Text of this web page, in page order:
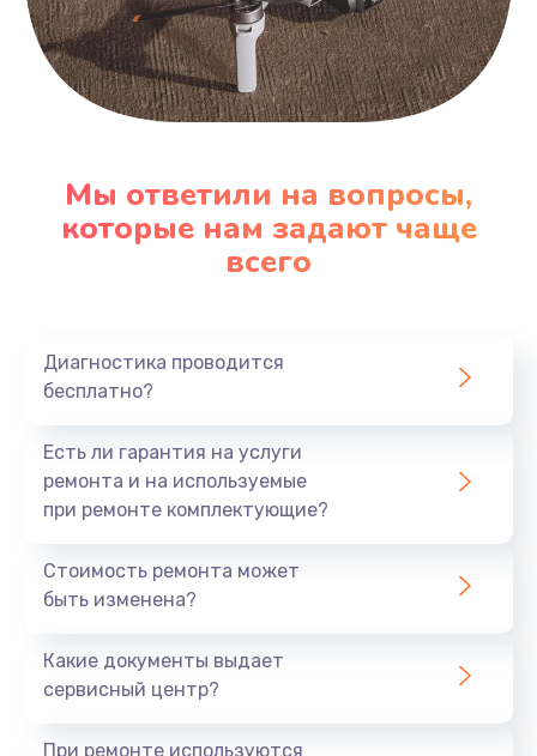
Мы ответили на вопросы,
которые нам задают чаще
всего
Диагностика проводится
бесплатно?
Есть ли гарантия на услуги
ремонта и на используемые
при ремонте комплектующие?
Стоимость ремонта может
быть изменена?
Какие документы выдает
сервисный центр?
При ремонте используются